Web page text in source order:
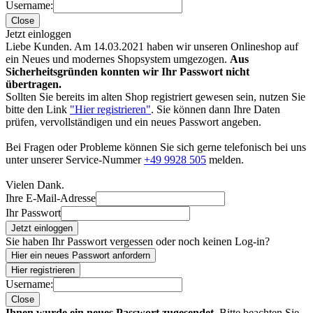
Username:
Close
Jetzt einloggen
Liebe Kunden. Am 14.03.2021 haben wir unseren Onlineshop auf
ein Neues und modernes Shopsystem umgezogen. Aus
Sicherheitsgründen konnten wir Ihr Passwort nicht
übertragen.
Sollten Sie bereits im alten Shop registriert gewesen sein, nutzen Sie
bitte den Link "Hier registrieren". Sie können dann Ihre Daten
prüfen, vervollständigen und ein neues Passwort angeben.
Bei Fragen oder Probleme können Sie sich gerne telefonisch bei uns
unter unserer Service-Nummer+49 9928 505 melden.
Vielen Dank.
Ihre E-Mail-Adresse
Ihr Passwort
Jetzt einloggen
Sie haben Ihr Passwort vergessen oder noch keinen Log-in?
Hier ein neues Passwort anfordern
Hier registrieren
Username:
Close